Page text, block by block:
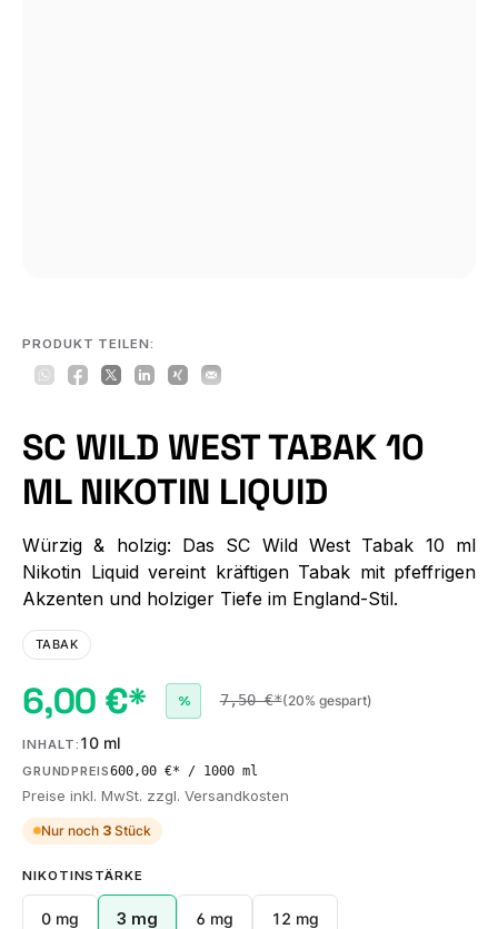
PRODUKT TEILEN:
SC WILD WEST TABAK 10
ML NIKOTIN LIQUID
Würzig & holzig: Das SC Wild West Tabak 10 ml
Nikotin Liquid vereint kräftigen Tabak mit pfeffrigen
Akzenten und holziger Tiefe im England-Stil.
TABAK
6,00 €* % 7,50 €*(20% gespart)
INHALT: 10 ml
GRUNDPREIS600,00 €* / 1000 ml
Preise inkl. MwSt. zzgl. Versandkosten
Nur noch 3 Stück
NIKOTINSTÄRKE
0 mg 3 mg 6 mg 12 mg